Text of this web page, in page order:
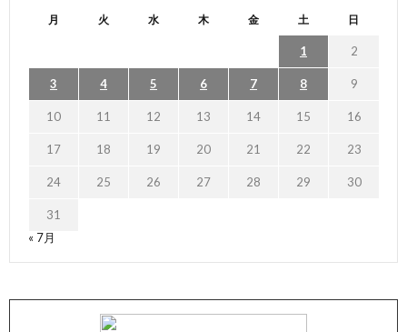
月 火 水 木 金 土 日
1 2
3 4 5 6 7 8 9
10 11 12 13 14 15 16
17 18 19 20 21 22 23
24 25 26 27 28 29 30
31
« 7月